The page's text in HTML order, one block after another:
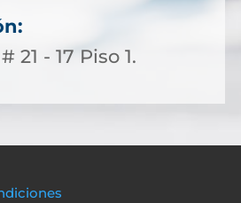
21 - 17 Piso 1.